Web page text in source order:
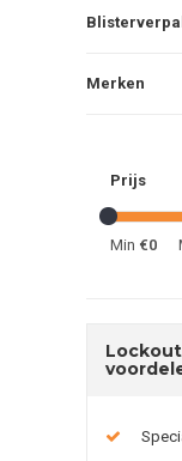
Merken
Prijs
Min €0